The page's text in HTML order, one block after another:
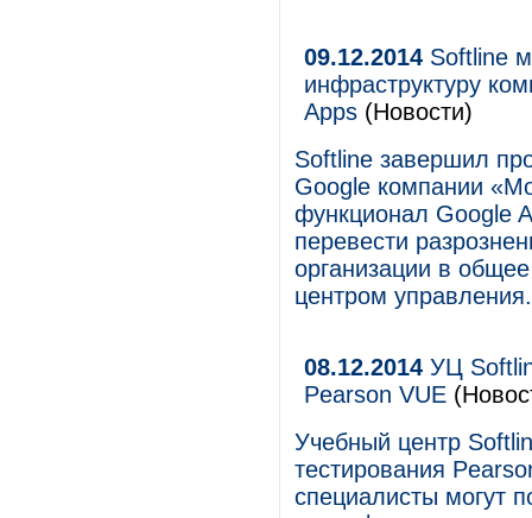
09.12.2014 Softline
инфраструктуру
Apps (Новости)
Softline завершил
Google компании
функционал Google
перевести
организации в
центром управления.
08.12.2014 УЦ
Pearson VUE
Учебный центр
тестирования
специалисты могут